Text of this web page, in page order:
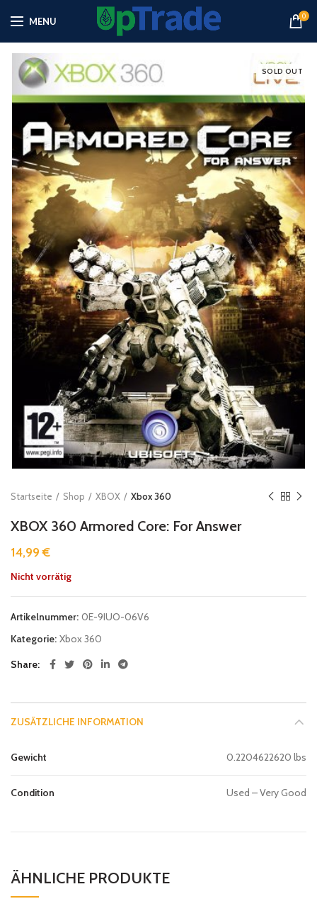
MENU 0
SOLD OUT
Startseite Shop XBOX Xbox 360
XBOX 360 Armored Core: For Answer
14,99€
Nicht vorrätig
Artikelnummer: 0E-9IUO-06V6
Kategorie: Xbox 360
Share
ZUSÄTZLICHE INFORMATION
Gewicht 0.2204622620 lbs
Condition Used – Very Good
ÄHNLICHE PRODUKTE